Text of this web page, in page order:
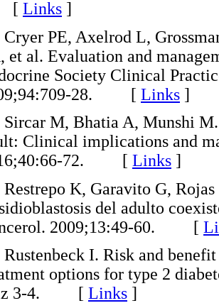
Links ]
Cryer PE, Axelrod L,
et al. Evaluation and
Society Clinical
28. [ Links ]
Sircar M, Bhatia A, Munshi
Clinical implications and
72. [ Links ]
Restrepo K, Garavito G,
del adulto
2009;13:49-60. [
Rustenbeck I. Risk and
options for type 2
3-4. [ Links ]